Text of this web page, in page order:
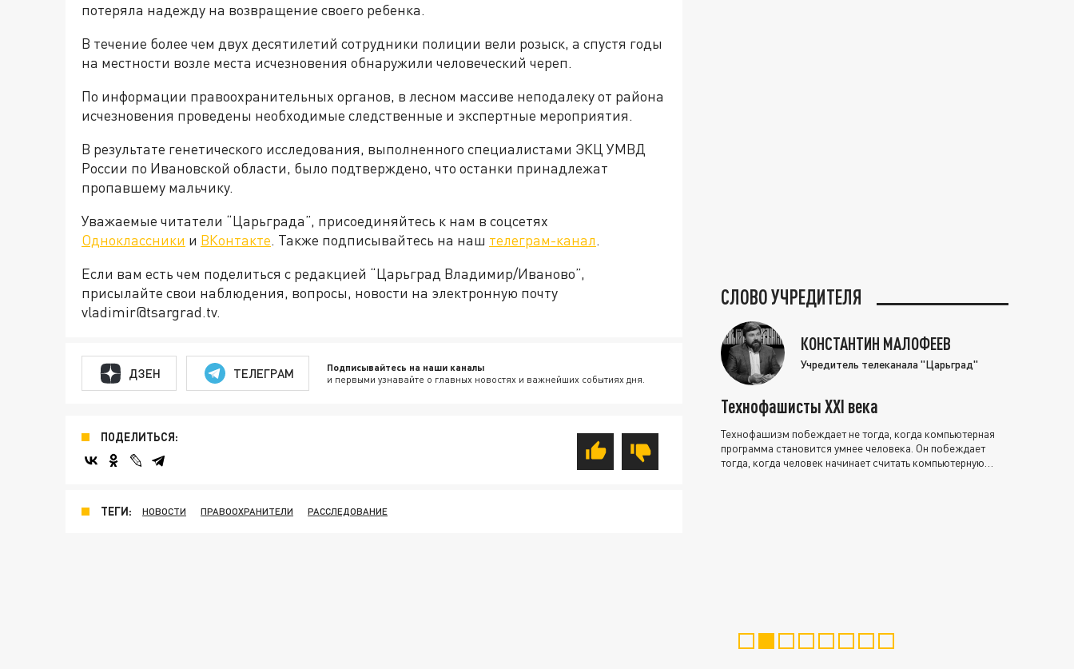
потеряла надежду на возвращение своего ребенка.
В течение более чем двух десятилетий сотрудники полиции вели розыск, а спустя годы
на местности возле места исчезновения обнаружили человеческий череп.
По информации правоохранительных органов, в лесном массиве неподалеку от района
исчезновения проведены необходимые следственные и экспертные мероприятия.
В результате генетического исследования, выполненного специалистами ЭКЦ УМВД
России по Ивановской области, было подтверждено, что останки принадлежат
пропавшему мальчику.
Уважаемые читатели “Царьграда”, присоединяйтесь к нам в соцсетях
Одноклассники и ВКонтакте. Также подписывайтесь на наш телеграм-канал.
Если вам есть чем поделиться с редакцией “Царьград Владимир/Иваново”,
присылайте свои наблюдения, вопросы, новости на электронную почту
vladimir@tsargrad.tv.
ДЗЕН ТЕЛЕГРАМ Подписывайтесь на наши каналы
и первыми узнавайте о главных новостях и важнейших событиях дня.
ПОДЕЛИТЬСЯ:
ТЕГИ: НОВОСТИ ПРАВООХРАНИТЕЛИ РАССЛЕДОВАНИЕ
СЛОВО УЧРЕДИТЕЛЯ
КОНСТАНТИН МАЛОФЕЕВ
Учредитель телеканала "Царьград"
Технофашисты XXI века
Технофашизм побеждает не тогда, когда компьютерная
программа становится умнее человека. Он побеждает
тогда, когда человек начинает считать компьютерную